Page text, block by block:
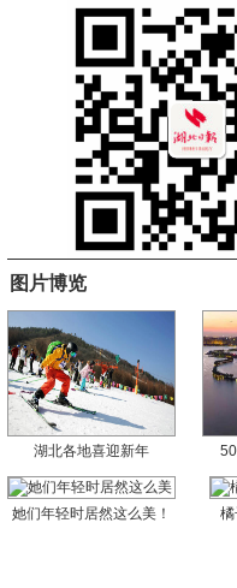
图片博览
湖北各地喜迎新年
她们年轻时居然这么美！